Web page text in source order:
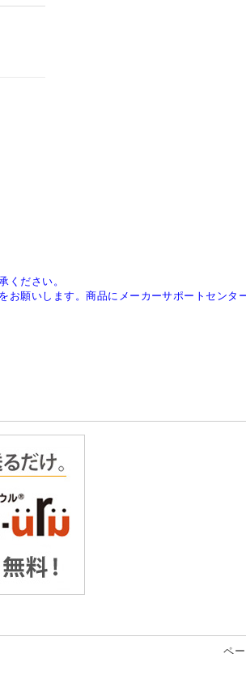
ください。
願いします。商品にメーカーサポートセンタ
ペ